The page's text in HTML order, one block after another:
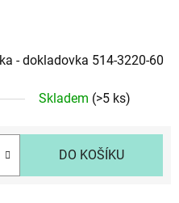
- dokladovka 514-3220-60
Skladem (>5 ks)
DO KOŠÍKU